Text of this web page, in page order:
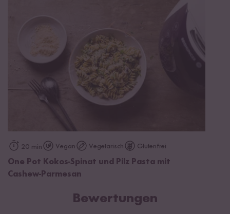
20 min Vegan Vegetarisch Glutenfrei
One Pot Kokos-Spinat und Pilz Pasta mit
Cashew-Parmesan
Bewertungen